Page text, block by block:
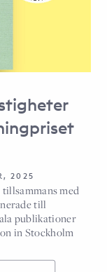
2025
med
till
publikationer
in Stockholm